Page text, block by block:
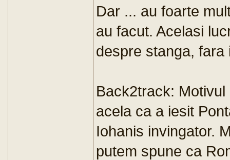
Dar ... au foarte
au facut. Acelasi
despre stanga, fara
Back2track:
acela ca a iesit
Iohanis invingator.
putem spune ca